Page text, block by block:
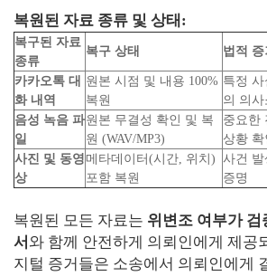
복원된 자료 종류 및 상태:
복구된 자료
종류
복구 상태 법적 증
카카오톡 대
화 내역
원본 시점 및 내용 100%
복원
특정
의 의
음성 녹음 파
일
원본 무결성 확인 및 복
원 (WAV/MP3)
중요한
상황 확
사진 및 동영
상
메타데이터(시간, 위치)
포함 복원
사건
증명
복원된 모든 자료는 위변조 여부가
서 와 함께 안전하게 의뢰인에게 제공
지털 증거들은 소송에서 의뢰인에게